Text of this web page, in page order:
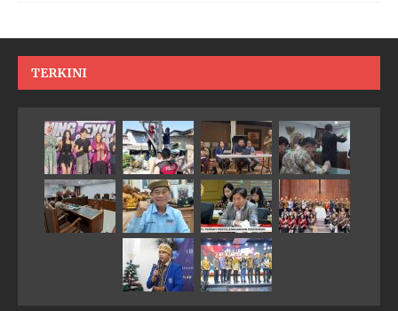
TERKINI